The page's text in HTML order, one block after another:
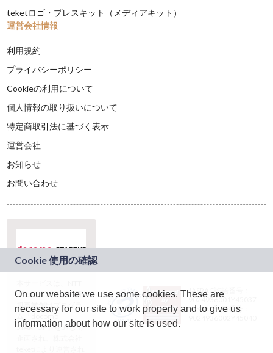
teketロゴ・プレスキット（メディアキット）
運営会社情報
利用規約
プライバシーポリシー
Cookieの利用について
個人情報の取り扱いについて
特定商取引法に基づく表示
運営会社
お知らせ
お問い合わせ
ドコモグループの新
規事業創出プログラ
ム「docomo
STARTUP」を通じて
JASRAC許諾番号：
9024936001Y45037
JASRAC許諾番号：
On our website we use some cookies. These are
necessary for our site to work properly and to give us
information about how our site is used.